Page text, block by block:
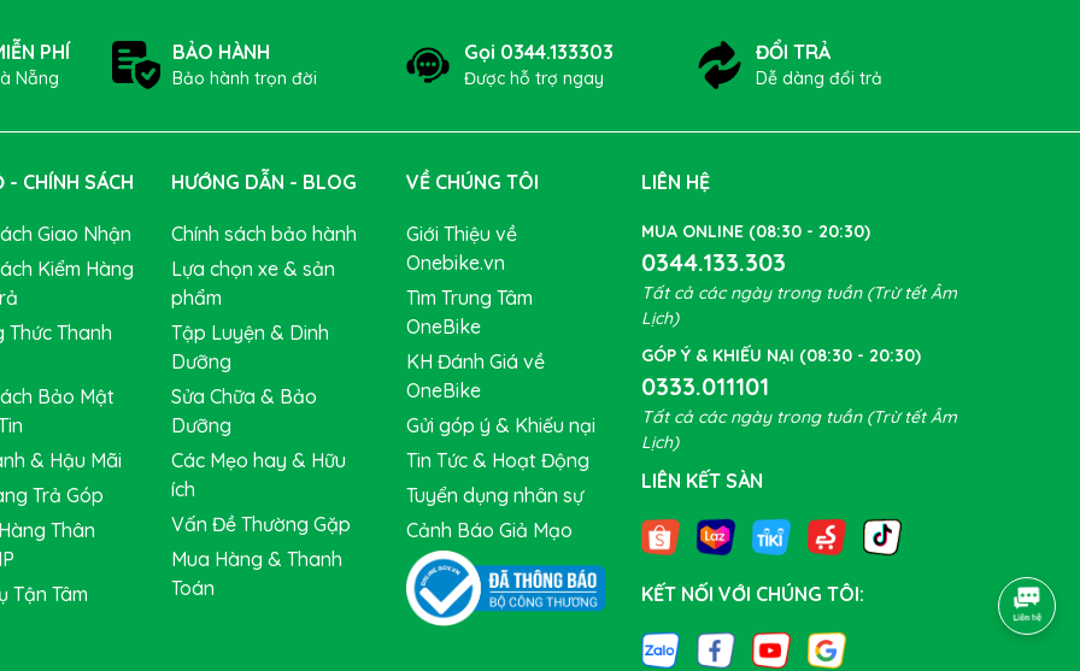
nhôm cao cấp Alpha Silver Aluminum với trọng lượng cực nhẹ, tích
PHÍ
Nẵng
BẢO HÀNH
Bảo hành trọn đời
Gọi 0344.133303
Được hỗ trợ ngay
ĐỔI TRẢ
Dễ dàng đổi trả
- CHÍNH SÁCH
Giao Nhận
Kiểm Hàng
Thức Thanh
Bảo Mật
& Hậu Mãi
Trả Góp
Thân
Tận Tâm
HƯỚNG DẪN - BLOG
Chính sách bảo hành
Lựa chọn xe & sản
phẩm
Tập Luyện & Dinh
Dưỡng
Sửa Chữa & Bảo
Dưỡng
Các Mẹo hay & Hữu
ích
Vấn Đề Thường Gặp
Mua Hàng & Thanh
Toán
VỀ CHÚNG TÔI
Giới Thiệu về
Onebike.vn
Tìm Trung Tâm
OneBike
KH Đánh Giá về
OneBike
Gửi góp ý & Khiếu nại
Tin Tức & Hoạt Động
Tuyển dụng nhân sự
Cảnh Báo Giả Mạo
LIÊN HỆ
MUA ONLINE (08:30 - 20:30)
0344.133.303
Tất cả các ngày trong tuần (Trừ tết Âm
Lịch)
GÓP Ý & KHIẾU NẠI (08:30 - 20:30)
0333.011101
Tất cả các ngày trong tuần (Trừ tết Âm
Lịch)
LIÊN KẾT SÀN
KẾT NỐI VỚI CHÚNG TÔI: